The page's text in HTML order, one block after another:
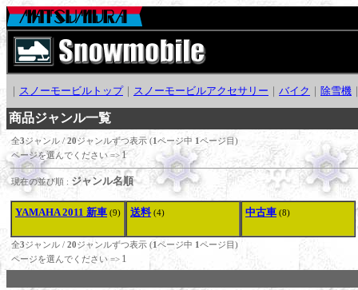
スノーモービルトップ｜ スノーモービルアクセサリー バイク 除雪機
商品ジャンル一覧
全3ジャンル / 20ジャンルずつ表示 (1ページ中 1ページ目)
ページを選んでください => 1
現在の並び順 : ジャンル名順
YAMAHA 2011 新車 (9) 送料 (4) 中古車 (8)
全3ジャンル / 20ジャンルずつ表示 (1ページ中 1ページ目)
ページを選んでください => 1